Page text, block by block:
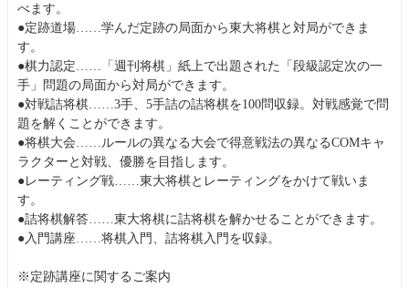
べます。
●定跡道場……学んだ定跡の局面から東大将棋と対局ができま
す。
●棋力認定……「週刊将棋」紙上で出題された「段級認定次の一
手」問題の局面から対局ができます。
●対戦詰将棋……3手、5手詰の詰将棋を100問収録。対戦感覚で問
題を解くことができます。
●将棋大会……ルールの異なる大会で得意戦法の異なるCOMキャ
ラクターと対戦、優勝を目指します。
●レーティング戦……東大将棋とレーティングをかけて戦いま
す。
●詰将棋解答……東大将棋に詰将棋を解かせることができます。
●入門講座……将棋入門、詰将棋入門を収録。
※定跡講座に関するご案内